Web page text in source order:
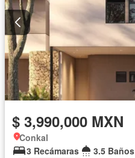
$ 3,990,000 MXN
Conkal
3 Recámaras
3.5 Baños